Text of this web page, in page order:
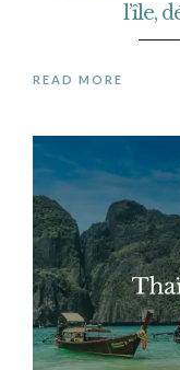
l’île,
READ MORE